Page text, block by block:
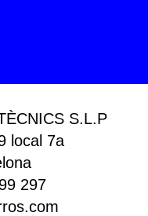
S.L.P
local 7a
297